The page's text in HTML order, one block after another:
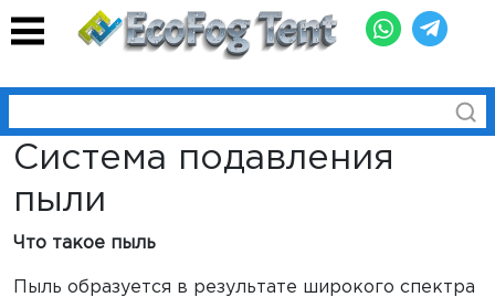
Система подавления
пыли
Что такое пыль
Пыль образуется в результате широкого спектра